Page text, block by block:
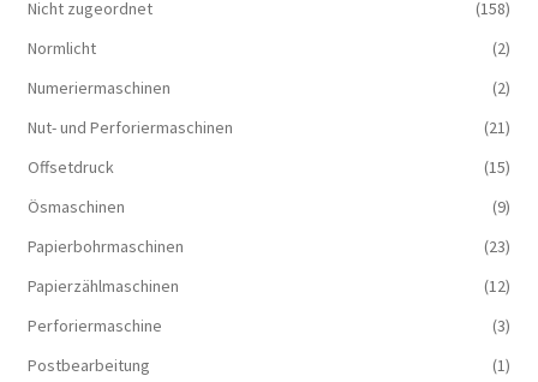
Nicht zugeordnet
(158)
Normlicht
(2)
Numeriermaschinen
(2)
Nut- und Perforiermaschinen
(21)
Offsetdruck
(15)
Ösmaschinen
(9)
Papierbohrmaschinen
(23)
Papierzählmaschinen
(12)
Perforiermaschine
(3)
Postbearbeitung
(1)